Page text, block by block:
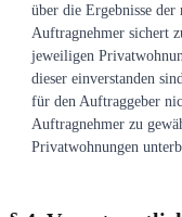
über die Ergebnisse
Auftragnehmer sichert
jeweiligen
dieser einverstanden
für den Auftraggeber
Auftragnehmer zu
Privatwohnungen